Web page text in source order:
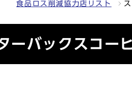
食品ロス削減協力店リスト
ーバックスコー